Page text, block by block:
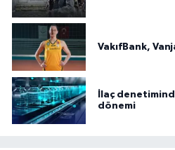
VakıfBank,
İlaç
dönemi